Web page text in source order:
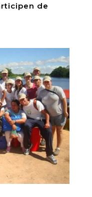
de